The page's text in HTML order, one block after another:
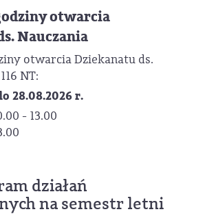
otwarcia
Nauczania
otwarcia Dziekanatu ds.
NT:
28.08.2026 r.
- 13.00
działań
na semestr letni